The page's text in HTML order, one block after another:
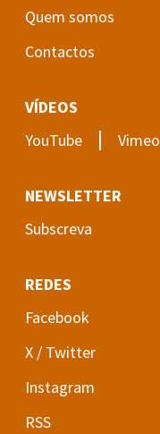
Quem somos
Contactos
VÍDEOS
YouTube
| Vimeo
NEWSLETTER
Subscreva
REDES
Facebook
X / Twitter
Instagram
RSS